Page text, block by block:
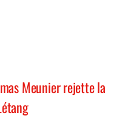
Meunier rejette la